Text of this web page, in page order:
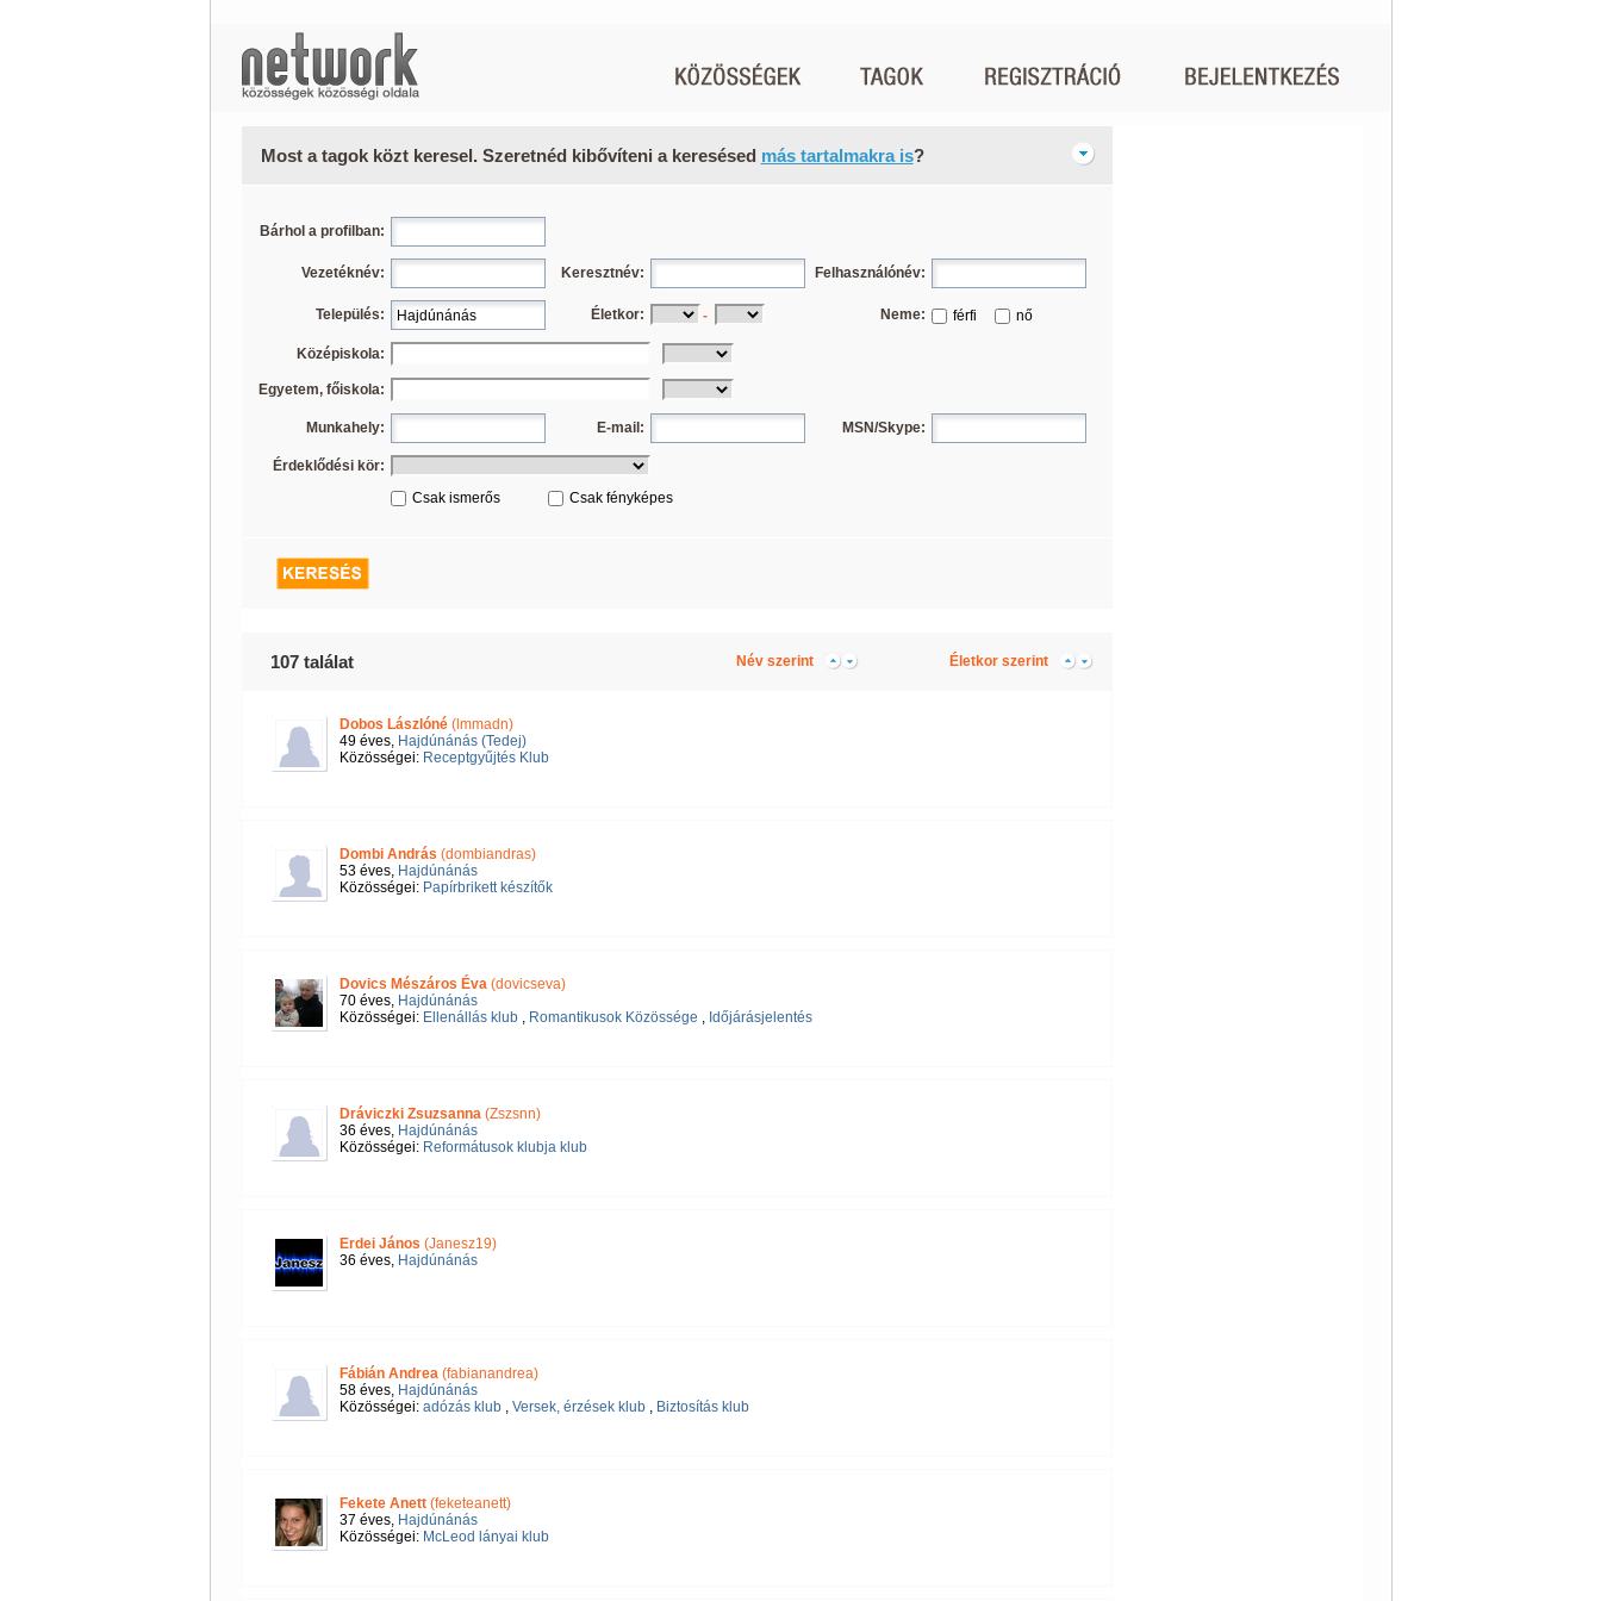
Most a tagok közt keresel. Szeretnéd kibővíteni a keresésed más tartalmakra is?
Bárhol a profilban:
Vezetéknév: Keresztnév: Felhasználónév:
Település: Életkor: - Neme: férfi nő
Középiskola:
Egyetem, főiskola:
Munkahely: E-mail: MSN/Skype:
Érdeklődési kör:
Csak ismerős
Csak fényképes
107 találat Név szerint Életkor szerint
Dobos Lászlóné(lmmadn)
49 éves, Hajdúnánás (Tedej)
Közösségei: Receptgyűjtés Klub
Dombi András (dombiandras)
53 éves, Hajdúnánás
Közösségei: Papírbrikett készítők
Dovics Mészáros Éva(dovicseva)
70 éves, Hajdúnánás
Közösségei: Ellenállás klub, Romantikusok Közössége , Időjárásjelentés
Dráviczki Zsuzsanna(Zszsnn)
36 éves, Hajdúnánás
Közösségei: Reformátusok klubja klub
Erdei János (Janesz19)
36 éves, Hajdúnánás
Fábián Andrea(fabianandrea)
58 éves, Hajdúnánás
Közösségei: adózás klub, Versek, érzések klub, Biztosítás klub
Fekete Anett(feketeanett)
37 éves, Hajdúnánás
Közösségei: McLeod lányai klub